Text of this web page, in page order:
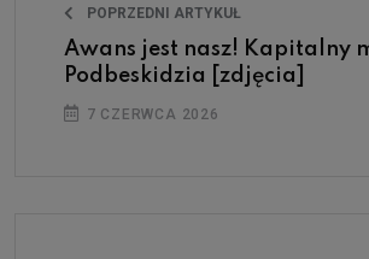
POPRZEDNI ARTYKUŁ
Awans jest nasz! Kapitalny
Podbeskidzia [zdjęcia]
7 CZERWCA 2026